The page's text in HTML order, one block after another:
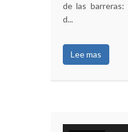
de las barreras:
d...
Lee mas